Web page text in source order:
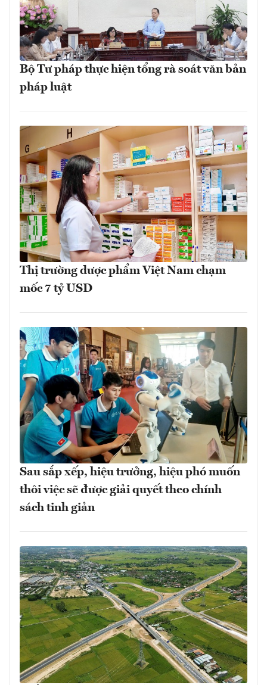
Bộ Tư pháp thực hiện tổng rà soát văn bản
pháp luật
Thị trường dược phẩm Việt Nam chạm
mốc 7 tỷ USD
Sau sắp xếp, hiệu trưởng, hiệu phó muốn
thôi việc sẽ được giải quyết theo chính
sách tinh giản